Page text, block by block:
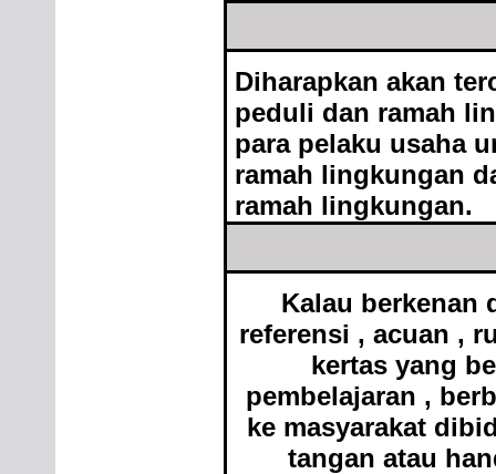
Diharapkan akan
peduli dan ramah
para pelaku usaha
ramah lingkungan
ramah lingkungan.
Kalau berkenan
referensi , acuan ,
kertas yang
pembelajaran ,
ke masyarakat
tangan atau